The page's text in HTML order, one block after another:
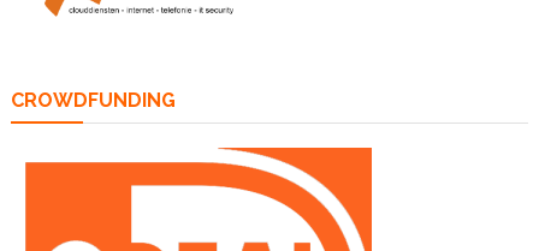
CROWDFUNDING